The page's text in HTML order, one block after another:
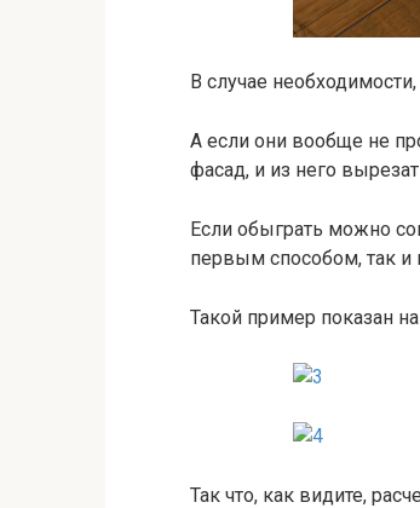
В случае
А если они вообще не
фасад, и из него
Если обыграть можно
первым способом, так
Такой пример показан
Так что, как видите,